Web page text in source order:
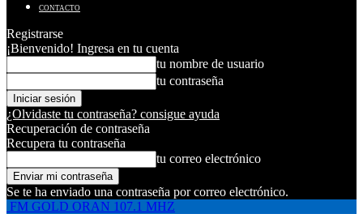
CONTACTO
Registrarse
¡Bienvenido! Ingresa en tu cuenta
tu nombre de usuario
tu contraseña
¿Olvidaste tu contraseña? consigue ayuda
Recuperación de contraseña
Recupera tu contraseña
tu correo electrónico
Se te ha enviado una contraseña por correo electrónico.
FM GOLD ORAN 107.1 MHZ